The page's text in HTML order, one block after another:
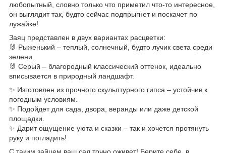
любопытный, словно только что приметил что-то интересное,
он выглядит так, будто сейчас подпрыгнет и поскачет по
лужайке!
Заяц представлен в двух вариантах расцветки:
🐰 Рыженький – теплый, солнечный, будто лучик света среди
зелени.
🐰 Серый – благородный классический оттенок, идеально
вписывается в природный ландшафт.
✨ Изготовлен из прочного скульптурного гипса – устойчив к
погодным условиям.
✨ Подойдет для сада, двора, веранды или даже детской
площадки.
✨ Дарит ощущение уюта и сказки – так и хочется протянуть
руку и погладить!